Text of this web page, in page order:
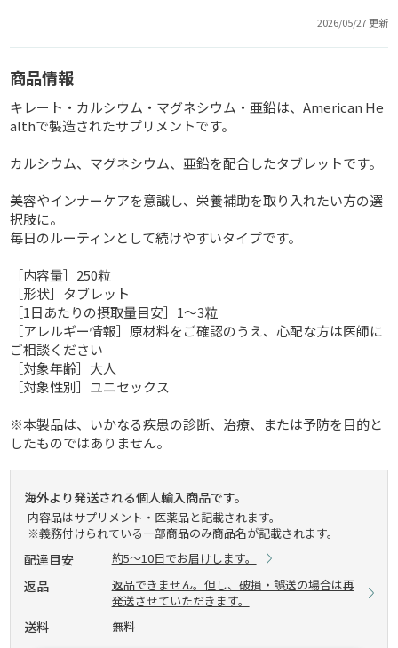
2026/05/27 更新
商品情報
キレート・カルシウム・マグネシウム・亜鉛は、American He
althで製造されたサプリメントです。
カルシウム、マグネシウム、亜鉛を配合したタブレットです。
美容やインナーケアを意識し、栄養補助を取り入れたい方の選
択肢に。
毎日のルーティンとして続けやすいタイプです。
［内容量］250粒
［形状］タブレット
［1日あたりの摂取量目安］1～3粒
［アレルギー情報］原材料をご確認のうえ、心配な方は医師に
ご相談ください
［対象年齢］大人
［対象性別］ユニセックス
※本製品は、いかなる疾患の診断、治療、または予防を目的と
したものではありません。
海外より発送される個人輸入商品です。
内容品はサプリメント・医薬品と記載されます。
※義務付けられている一部商品のみ商品名が記載されます。
配達目安 約5～10日でお届けします。
返品
返品できません。但し、破損・誤送の場合は再
発送させていただきます。
送料 無料